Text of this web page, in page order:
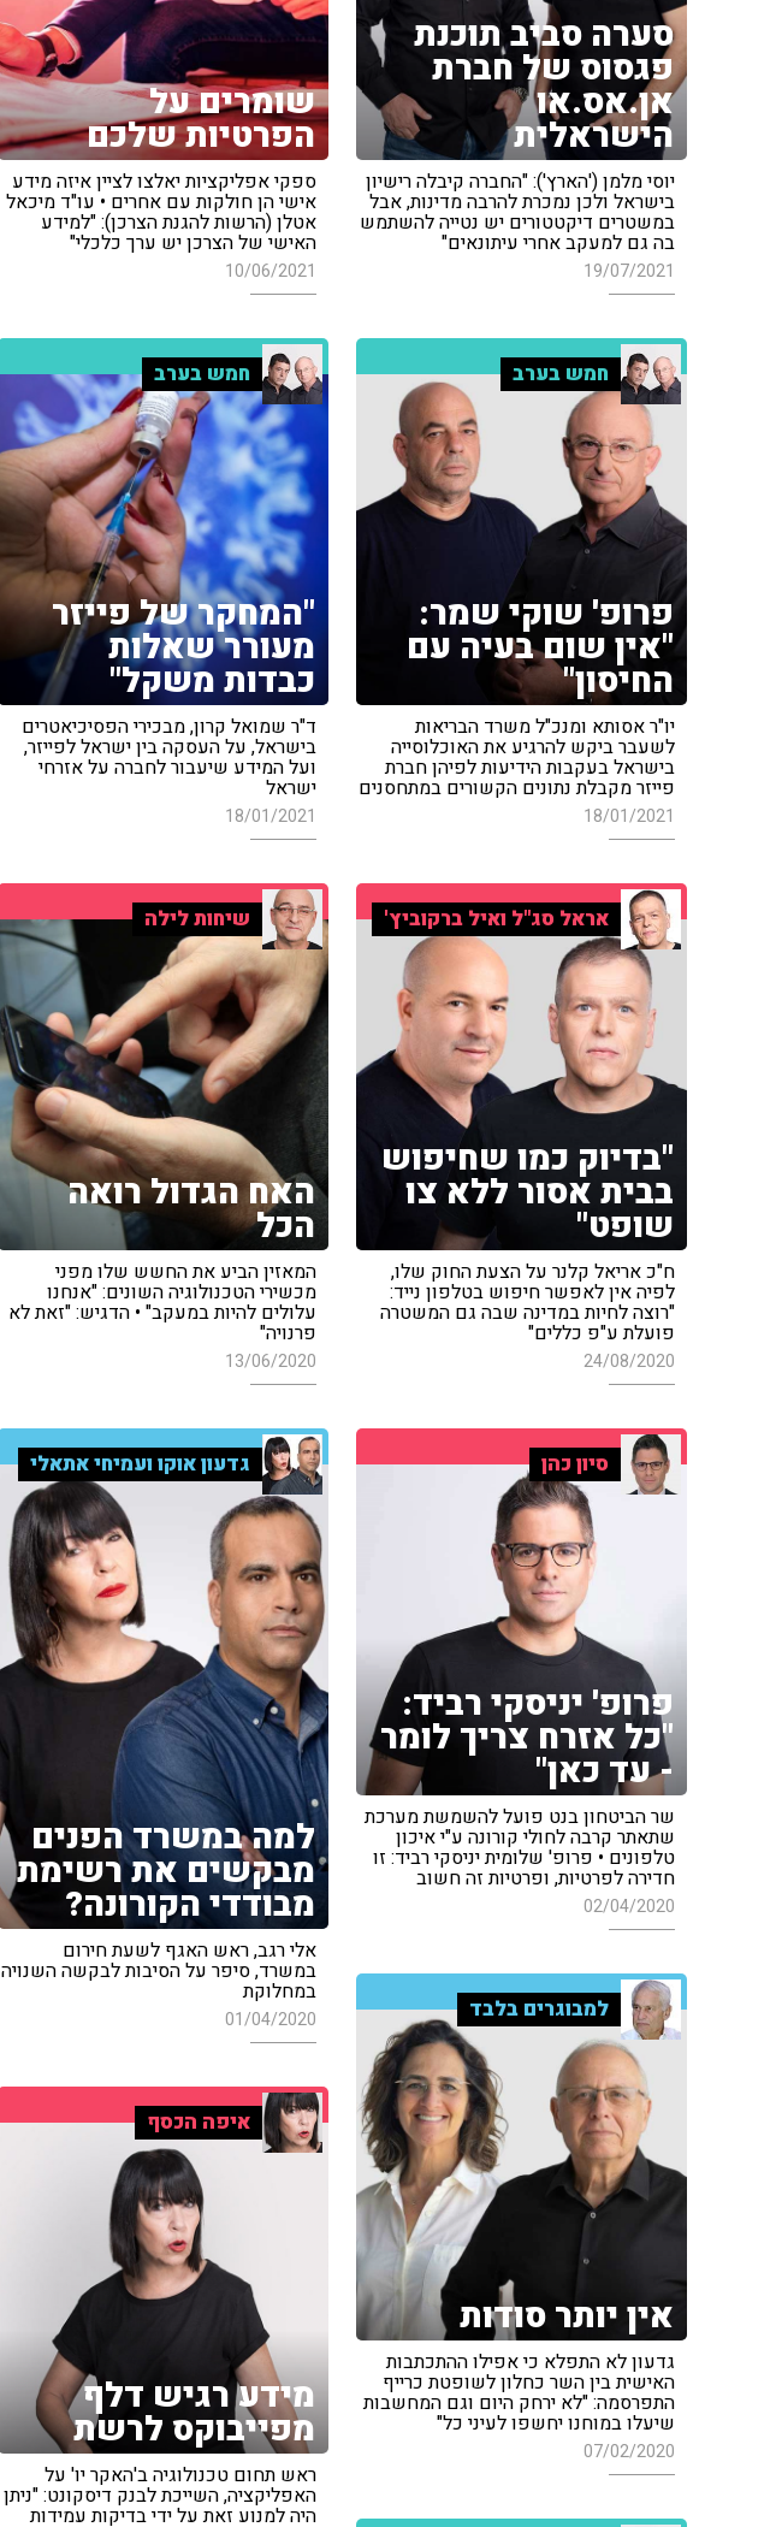
סערה סביב תוכנת
פגסוס של חברת
אן.אס.או
הישראלית
יוסי מלמן ('הארץ'): "החברה קיבלה רישיון
בישראל ולכן נמכרת להרבה מדינות, אבל
במשטרים דיקטטורים יש נטייה להשתמש
בה גם למעקב אחרי עיתונאים"
19/07/2021
שומרים על
הפרטיות שלכם
ספקי אפליקציות יאלצו לציין איזה מידע
אישי הן חולקות עם אחרים • עו"ד מיכאל
אטלן (הרשות להגנת הצרכן): "למידע
האישי של הצרכן יש ערך כלכלי"
10/06/2021
חמש בערב
פרופ' שוקי שמר:
"אין שום בעיה עם
החיסון"
יו"ר אסותא ומנכ"ל משרד הבריאות
לשעבר ביקש להרגיע את האוכלוסייה
בישראל בעקבות הידיעות לפיהן חברת
פייזר מקבלת נתונים הקשורים במתחסנים
18/01/2021
חמש בערב
"המחקר של פייזר
מעורר שאלות
כבדות משקל"
ד"ר שמואל קרון, מבכירי הפסיכיאטרים
בישראל, על העסקה בין ישראל לפייזר,
ועל המידע שיעבור לחברה על אזרחי
ישראל
18/01/2021
אראל סג"ל ואיל ברקוביץ'
"בדיוק כמו שחיפוש
בבית אסור ללא צו
שופט"
ח"כ אריאל קלנר על הצעת החוק שלו,
לפיה אין לאפשר חיפוש בטלפון נייד:
"רוצה לחיות במדינה שבה גם המשטרה
פועלת ע"פ כללים"
24/08/2020
שיחות לילה
האח הגדול רואה
הכל
המאזין הביע את החשש שלו מפני
מכשירי הטכנולוגיה השונים: "אנחנו
עלולים להיות במעקב" • הדגיש: "זאת לא
פרנויה"
13/06/2020
סיון כהן
פרופ' יניסקי רביד:
"כל אזרח צריך לומר
- עד כאן"
שר הביטחון בנט פועל להשמשת מערכת
שתאתר קרבה לחולי קורונה ע"י איכון
טלפונים • פרופ' שלומית יניסקי רביד: זו
חדירה לפרטיות, ופרטיות זה חשוב
02/04/2020
גדעון אוקו ועמיחי אתאלי
למה במשרד הפנים
מבקשים את רשימת
מבודדי הקורונה?
אלי רגב, ראש האגף לשעת חירום
במשרד, סיפר על הסיבות לבקשה השנויה
במחלוקת
01/04/2020 למבוגרים בלבד
אין יותר סודות
גדעון לא התפלא כי אפילו ההתכתבות
האישית בין השר כחלון לשופטת כרייף
התפרסמה: "לא ירחק היום וגם המחשבות
שיעלו במוחנו יחשפו לעיני כל"
07/02/2020
איפה הכסף
מידע רגיש דלף
מפייבוקס לרשת
ראש תחום טכנולוגיה ב'האקר יו' על
האפליקציה, השייכת לבנק דיסקונט: "ניתן
היה למנוע זאת על ידי בדיקות עמידות